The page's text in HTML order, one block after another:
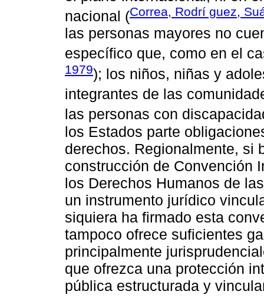
nacional (Correa, Rodrí guez,
las personas mayores no
específico que, como en el
1979); los niños, niñas y
integrantes de las
las personas con
los Estados parte
derechos. Regionalmente, si
construcción de Convención
los Derechos Humanos de
un instrumento jurídico
siquiera ha firmado esta
tampoco ofrece suficientes
principalmente
que ofrezca una protección
pública estructurada y